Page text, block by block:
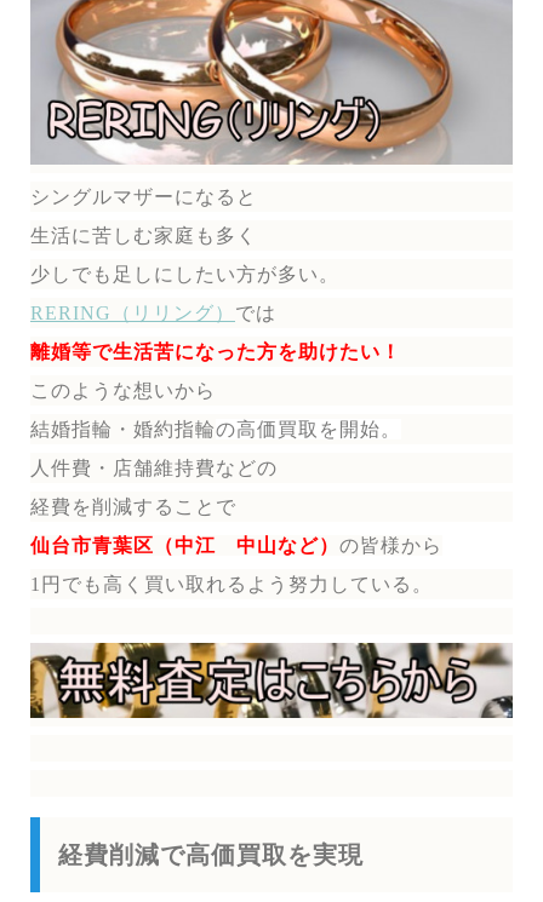
シングルマザーになると
生活に苦しむ家庭も多く
少しでも足しにしたい方が多い。
RERING（リリング） では
離婚等で生活苦になった方を助けたい！
このような想いから
結婚指輪・婚約指輪の高価買取を開始。
人件費・店舗維持費などの
経費を削減することで
仙台市青葉区（中江 中山など） の皆様から
1円でも高く買い取れるよう努力している。
経費削減で高価買取を実現